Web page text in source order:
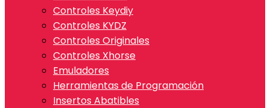
Controles Keydiy
Controles KYDZ
Controles Originales
Controles Xhorse
Emuladores
Herramientas de Programación
Insertos Abatibles